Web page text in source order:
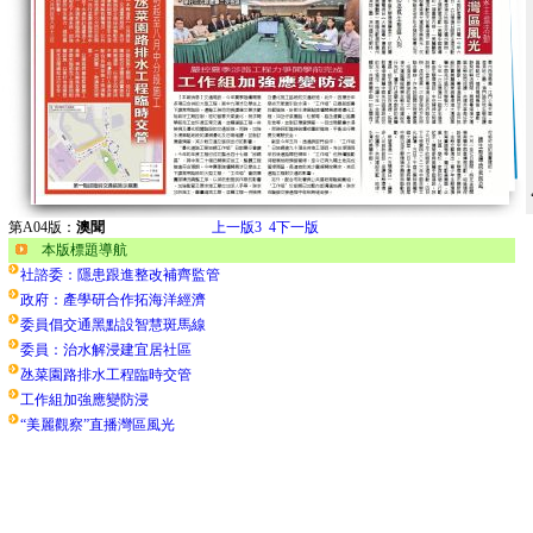
第A04版： 澳聞 上一版3 4下一版
本版標題導航
社諮委：隱患跟進整改補齊監管
政府：產學研合作拓海洋經濟
委員倡交通黑點設智慧斑馬線
委員：治水解浸建宜居社區
氹菜園路排水工程臨時交管
工作組加強應變防浸
“美麗觀察”直播灣區風光